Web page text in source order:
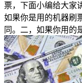
票，下面小编给大家
如果你是用的机器刷
同。二，如果你用的